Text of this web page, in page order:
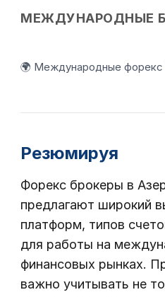
МЕЖДУНАРОДНЫЕ
🌍 Международные форекс
Резюмируя
Форекс брокеры в
предлагают широкий
платформ, типов
для работы на
финансовых рынках.
важно учитывать не